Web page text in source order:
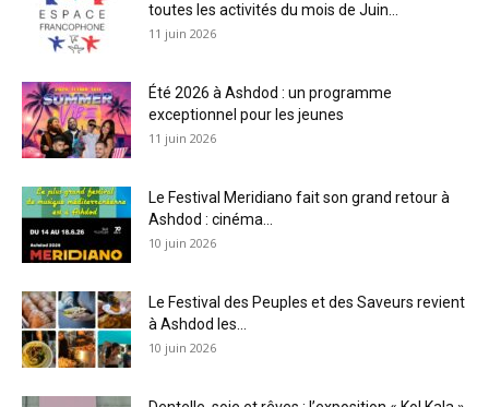
toutes les activités du mois de Juin...
11 juin 2026
Été 2026 à Ashdod : un programme
exceptionnel pour les jeunes
11 juin 2026
Le Festival Meridiano fait son grand retour à
Ashdod : cinéma...
10 juin 2026
Le Festival des Peuples et des Saveurs revient
à Ashdod les...
10 juin 2026